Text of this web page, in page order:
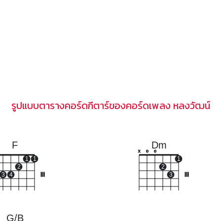
รูปแบบตารางคอร์ดกีตาร์ของคอร์ดเพลง หลงวัฒน์
F
3 4
2
1 1
Dm
x o o
2
3
1
G/B